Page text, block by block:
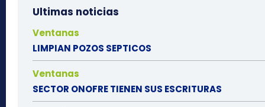
Ultimas noticias
Ventanas
LIMPIAN POZOS SEPTICOS
Ventanas
SECTOR ONOFRE TIENEN SUS ESCRITURAS